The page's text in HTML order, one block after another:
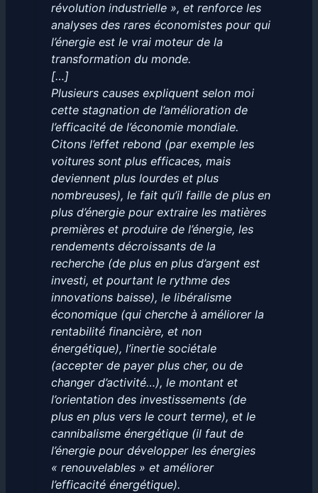
révolution industrielle », et renforce les
analyses des rares économistes pour qui
l’énergie est le vrai moteur de la
transformation du monde.
[…]
Plusieurs causes expliquent selon moi
cette stagnation de l’amélioration de
l’efficacité de l’économie mondiale.
Citons l’effet rebond (par exemple les
voitures sont plus efficaces, mais
deviennent plus lourdes et plus
nombreuses), le fait qu’il faille de plus en
plus d’énergie pour extraire les matières
premières et produire de l’énergie, les
rendements décroissants de la
recherche (de plus en plus d’argent est
investi, et pourtant le rythme des
innovations baisse), le libéralisme
économique (qui cherche à améliorer la
rentabilité financière, et non
énergétique), l’inertie sociétale
(accepter de payer plus cher, ou de
changer d’activité…), le montant et
l’orientation des investissements (de
plus en plus vers le court terme), et le
cannibalisme énergétique (il faut de
l’énergie pour développer les énergies
« renouvelables » et améliorer
l’efficacité énergétique).